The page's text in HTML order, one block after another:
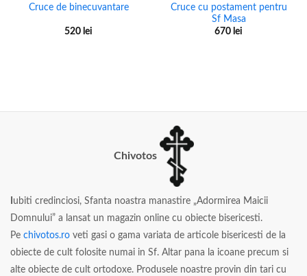
Cruce de binecuvantare
520 lei
Cruce cu postament pentru
Sf Masa
670 lei
Chivotos
ubiti credinciosi, Sfanta noastra manastire „Adormirea Maicii
Domnului” a lansat un magazin online cu obiecte bisericesti.
Pe chivotos.ro veti gasi o gama variata de articole bisericesti de la
obiecte de cult folosite numai in Sf. Altar pana la icoane precum si
alte obiecte de cult ortodoxe. Produsele noastre provin din tari cu